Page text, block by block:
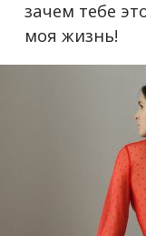
зачем тебе
моя жизнь!